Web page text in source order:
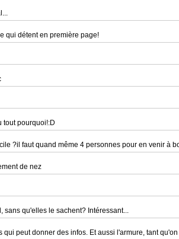
qui détent en première page!
tout pourquoi!:D
?il faut quand même 4 personnes pour en venir à
de nez
sans qu'elles le sachent? Intéressant...
peut donner des infos. Et aussi l'armure, tant qu'on